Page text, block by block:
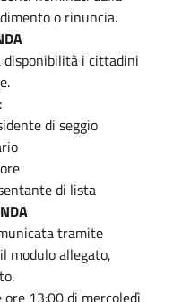
o rinuncia.
disponibilità i cittadini
di seggio
di lista
tramite
modulo allegato,
13:00 di mercoledì